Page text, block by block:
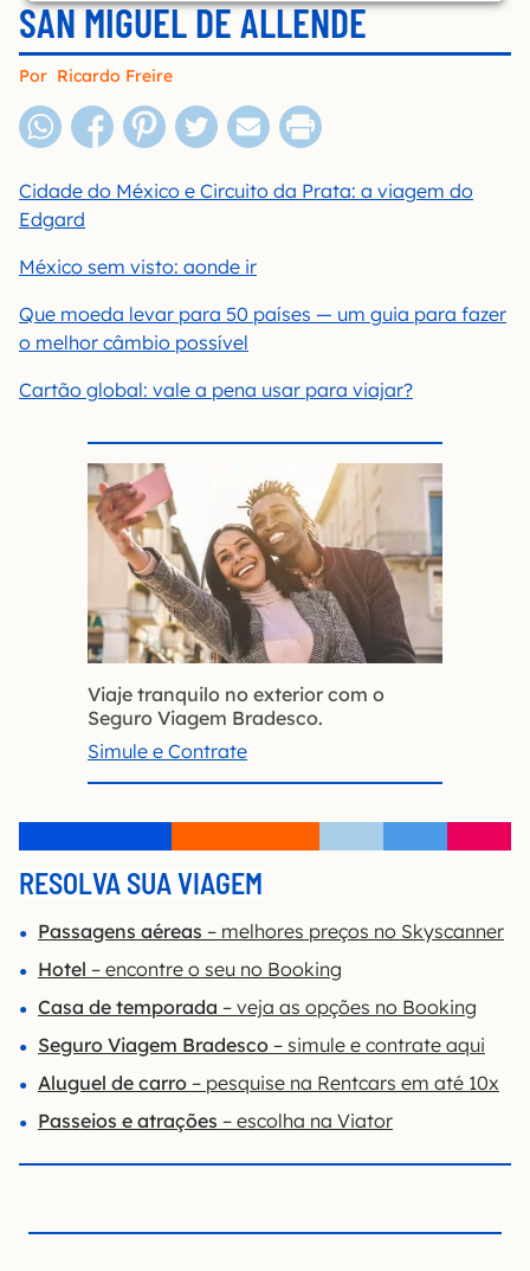
SAN MIGUEL DE ALLENDE
Por Ricardo Freire
Cidade do México e Circuito da Prata: a viagem do
Edgard
México sem visto: aonde ir
Que moeda levar para 50 países — um guia para fazer
o melhor câmbio possível
Cartão global: vale a pena usar para viajar?
Viaje tranquilo no exterior com o
Seguro Viagem Bradesco.
Simule e Contrate
RESOLVA SUA VIAGEM
Passagens aéreas – melhores preços no Skyscanner
Hotel – encontre o seu no Booking
Casa de temporada – veja as opções no Booking
Seguro Viagem Bradesco – simule e contrate aqui
Aluguel de carro – pesquise na Rentcars em até 10x
Passeios e atrações – escolha na Viator